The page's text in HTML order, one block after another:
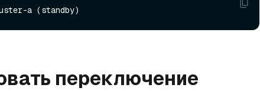
переключение